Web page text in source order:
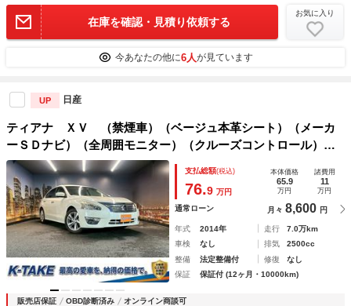
在庫を確認・見積り依頼する
お気に入り
今あなたの他に6人が見ています
UP 日産
ティアナ ＸＶ （禁煙車）（ベージュ本革シート）（メーカ
ーＳＤナビ）（全周囲モニター）（クルーズコントロール）
（ＢＳＭ）（シートヒーター＆クーラー）（パワーシート）
（ＨＩＤヘッドライト）（ＥＴＣ）（純正１７ＡＷ）
支払総額(税込)
76.9 万円
本体価格
65.9
万円
諸費用
11
万円
通常ローン 月々 8,600 円
年式 2014年 走行
7.0万km
車検
なし 排気
2500cc
整備
法定整備付 修復
なし
保証
保証付 (12ヶ月・10000km)
販売店保証 OBD診断済み オンライン商談可